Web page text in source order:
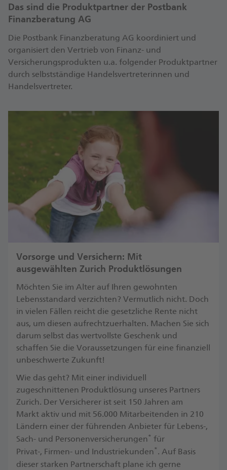
Das sind die Produktpartner der Postbank
Finanzberatung AG
Die Postbank Finanzberatung AG koordiniert und
organisiert den Vertrieb von Finanz- und
Versicherungsprodukten u.a. folgender Produktpartner
durch selbstständige Handelsvertreterinnen und
Handelsvertreter.
Vorsorge und Versichern: Mit
ausgewählten Zurich Produktlösungen
Möchten Sie im Alter auf Ihren gewohnten
Lebensstandard verzichten? Vermutlich nicht. Doch
in vielen Fällen reicht die gesetzliche Rente nicht
aus, um diesen aufrechtzuerhalten. Machen Sie sich
darum selbst das wertvollste Geschenk und
schaffen Sie die Voraussetzungen für eine finanziell
unbeschwerte Zukunft! ​
Wie das geht? Mit einer individuell
zugeschnittenen Produktlösung unseres Partners
Zurich. Der Versicherer ist seit 150 Jahren am
Markt aktiv und mit 56.000 Mitarbeitenden in 210
Ländern einer der führenden Anbieter für Lebens-,
Sach- und Personenversicherungen* für
Privat-, Firmen- und Industriekunden*. ​Auf Basis
dieser starken Partnerschaft plane ich gerne